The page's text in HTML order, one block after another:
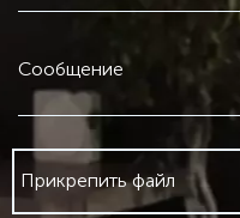
Сообщение
Прикрепить файл